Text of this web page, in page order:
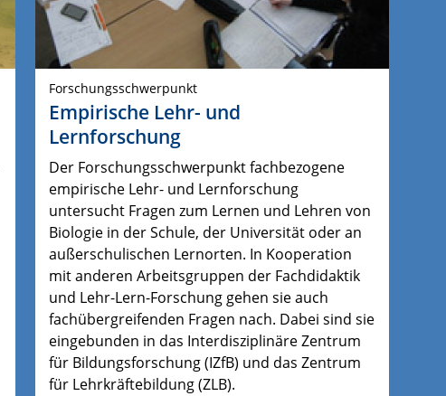
Forschungsschwerpunkt
Empirische Lehr- und
Lernforschung
Der Forschungsschwerpunkt fachbezogene
empirische Lehr- und Lernforschung
untersucht Fragen zum Lernen und Lehren von
Biologie in der Schule, der Universität oder an
außerschulischen Lernorten. In Kooperation
mit anderen Arbeitsgruppen der Fachdidaktik
und Lehr-Lern-Forschung gehen sie auch
fachübergreifenden Fragen nach. Dabei sind sie
eingebunden in das Interdisziplinäre Zentrum
für Bildungsforschung (IZfB) und das Zentrum
für Lehrkräftebildung (ZLB).